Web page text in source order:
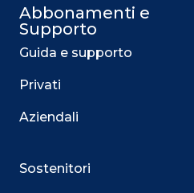
Abbonamenti e
Supporto
Guida e supporto
Privati
Aziendali
Sostenitori